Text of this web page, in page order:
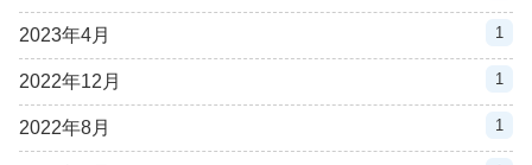
2023年4月 1
2022年12月 1
2022年8月 1